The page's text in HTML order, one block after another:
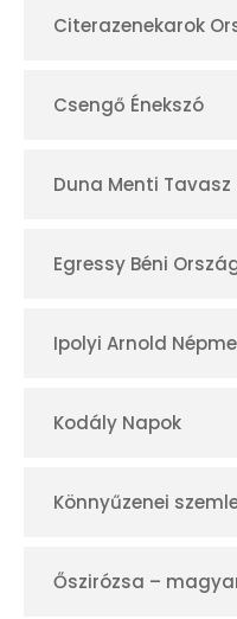
r
Citerazenekarok
Csengő Énekszó
Duna Menti Tavasz
Egressy Béni
Ipolyi Arnold
Kodály Napok
Könnyűzenei
Őszirózsa –